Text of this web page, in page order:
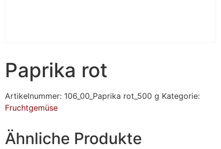
Paprika rot
Artikelnummer: 106_00_Paprika rot_500 g Kategorie:
Fruchtgemüse
Ähnliche Produkte